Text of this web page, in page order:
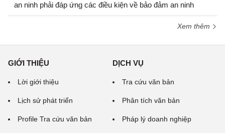
an ninh phải đáp ứng các điều kiện về bảo đảm an ninh
Xem thêm
GIỚI THIỆU
Lời giới thiệu
Lịch sử phát triển
Profile Tra cứu văn bản
DỊCH VỤ
Tra cứu văn bản
Phân tích văn bản
Pháp lý doanh nghiệp